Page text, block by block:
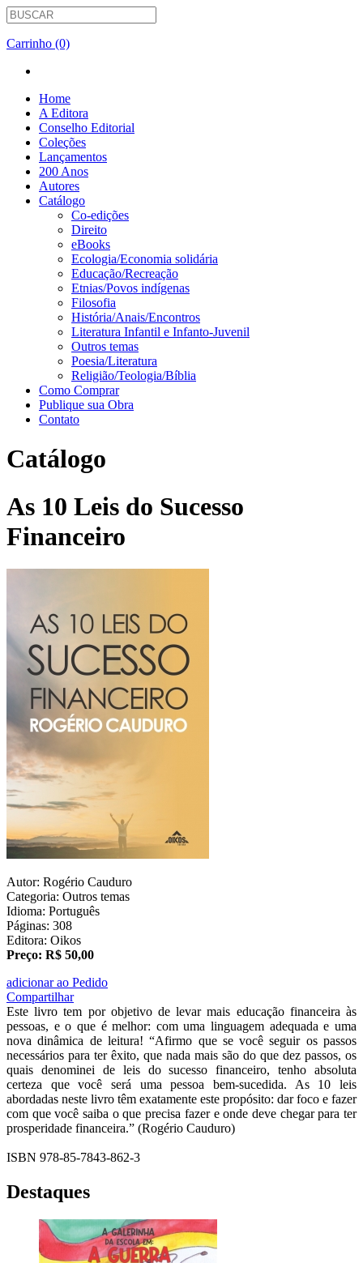
Carrinho (0)
Home
A Editora
Conselho Editorial
Coleções
Lançamentos
200 Anos
Autores
Catálogo
Co-edições
Direito
eBooks
Ecologia/Economia solidária
Educação/Recreação
Etnias/Povos indígenas
Filosofia
História/Anais/Encontros
Literatura Infantil e Infanto-Juvenil
Outros temas
Poesia/Literatura
Religião/Teologia/Bíblia
Como Comprar
Publique sua Obra
Contato
Catálogo
As 10 Leis do Sucesso
Financeiro
Autor: Rogério Cauduro
Categoria: Outros temas
Idioma: Português
Páginas: 308
Editora: Oikos
Preço: R$ 50,00
adicionar ao Pedido
Compartilhar
Este livro tem por objetivo de levar mais educação financeira às
pessoas, e o que é melhor: com uma linguagem adequada e uma
nova dinâmica de leitura! “Afirmo que se você seguir os passos
necessários para ter êxito, que nada mais são do que dez passos, os
quais denominei de leis do sucesso financeiro, tenho absoluta
certeza que você será uma pessoa bem-sucedida. As 10 leis
abordadas neste livro têm exatamente este propósito: dar foco e fazer
com que você saiba o que precisa fazer e onde deve chegar para ter
prosperidade financeira.” (Rogério Cauduro)
ISBN 978-85-7843-862-3
Destaques